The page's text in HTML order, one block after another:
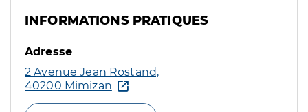
INFORMATIONS PRATIQUES
Adresse
2 Avenue Jean Rostand,
40200 Mimizan